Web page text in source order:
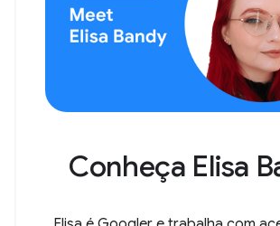
Conheça Elisa